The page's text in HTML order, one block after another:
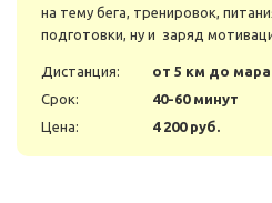
на тему бега, тренировок,
подготовки, ну и заряд
Дистанция:
от 5 км до
Срок:
40-60 минут
Цена:
4 200 руб.